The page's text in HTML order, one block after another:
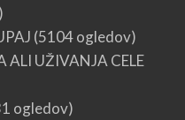
(5104 ogledov)
ALI UŽIVANJA CELE
ogledov)